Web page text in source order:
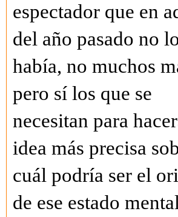
espectador que en
del año pasado no
había, no muchos
pero sí los que se
necesitan para
idea más precisa
cuál podría ser el
de ese estado